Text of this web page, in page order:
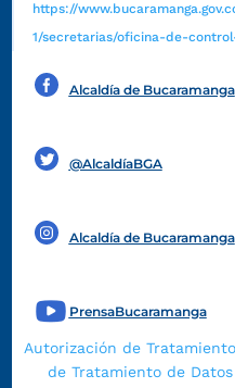
https://
1/secretarias/oficina-de-
Alcaldía de Bucaramanga
@AlcaldíaBGA
Alcaldía de Bucaramanga
PrensaBucaramanga
Autorización de
de Tratamiento de